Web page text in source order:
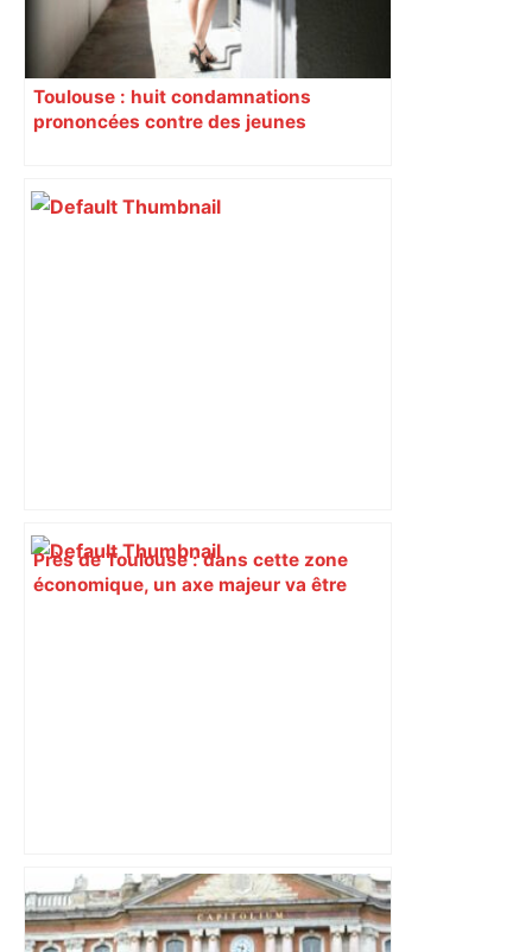
Toulouse : huit condamnations
prononcées contre des jeunes
Près de Toulouse : dans cette zone
économique, un axe majeur va être
"C’est l’une des plus fortes
fréquentations du circuit" : Toulouse